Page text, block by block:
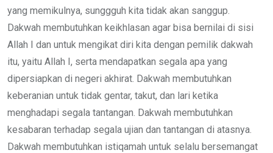
yang memikulnya, sunggguh kita tidak akan sanggup.
Dakwah membutuhkan keikhlasan agar bisa bernilai di sisi
Allah I dan untuk mengikat diri kita dengan pemilik dakwah
itu, yaitu Allah I, serta mendapatkan segala apa yang
dipersiapkan di negeri akhirat. Dakwah membutuhkan
keberanian untuk tidak gentar, takut, dan lari ketika
menghadapi segala tantangan. Dakwah membutuhkan
kesabaran terhadap segala ujian dan tantangan di atasnya.
Dakwah membutuhkan istiqamah untuk selalu bersemangat